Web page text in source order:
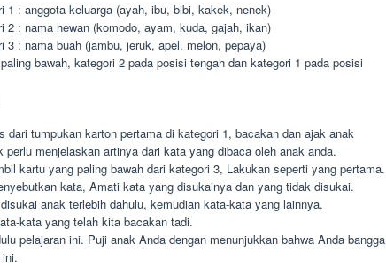
1 : anggota keluarga (ayah, ibu, bibi, kakek, nenek)
2 : nama hewan (komodo, ayam, kuda, gajah, ikan)
3 : nama buah (jambu, jeruk, apel, melon, pepaya)
bawah, kategori 2 pada posisi tengah dan kategori 1 pada posisi
dari tumpukan karton pertama di kategori 1, bacakan dan ajak anak
perlu menjelaskan artinya dari kata yang dibaca oleh anak anda.
kartu yang paling bawah dari kategori 3, Lakukan seperti yang pertama.
kata, Amati kata yang disukainya dan yang tidak disukai.
anak terlebih dahulu, kemudian kata-kata yang lainnya.
kata yang telah kita bacakan tadi.
pelajaran ini. Puji anak Anda dengan menunjukkan bahwa Anda bangga